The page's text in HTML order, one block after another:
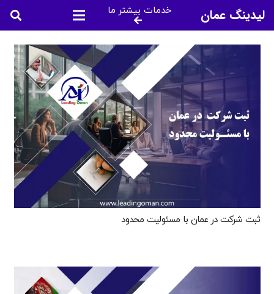
لیدینگ عمان خدمات بیشتر ما
ثبت شرکت در عمان با مسئولیت محدود